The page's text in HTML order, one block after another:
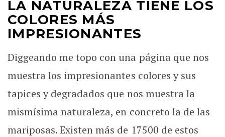
LA NATURALEZA TIENE LOS
COLORES MÁS
IMPRESIONANTES
Diggeando me topo con una página que nos
muestra los impresionantes colores y sus
tapices y degradados que nos muestra la
mismísima naturaleza, en concreto la de las
mariposas. Existen más de 17500 de estos